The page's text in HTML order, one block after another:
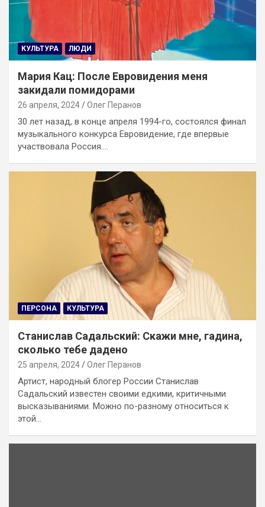
КУЛЬТУРА ЛЮДИ
Мария Кац: После Евровидения меня
закидали помидорами
26 апреля, 2024 Олег Перанов
30 лет назад, в конце апреля 1994-го, состоялся финал
музыкального конкурса Евровидение, где впервые
участвовала Россия.…
ПЕРСОНА КУЛЬТУРА
Станислав Садальский: Скажи мне, гадина,
сколько тебе дадено
25 апреля, 2024 Олег Перанов
Артист, народный блогер России Станислав
Садальский известен своими едкими, критичными
высказываниями. Можно по-разному относиться к
этой…